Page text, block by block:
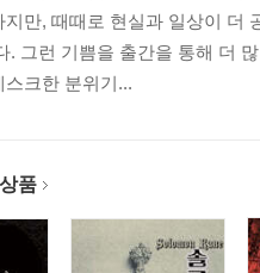
지만, 때때로 현실과 일상이 더
. 그런 기쁨을 출간을 통해 더
스크한 분위기...
품